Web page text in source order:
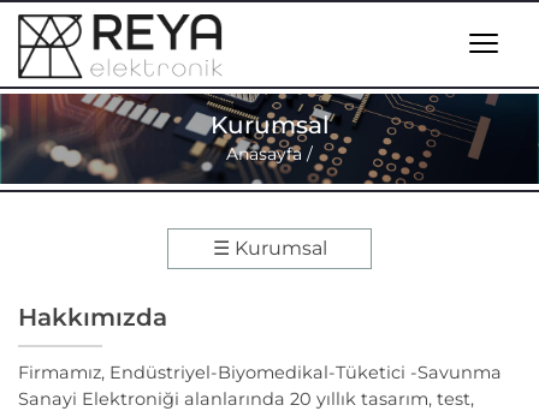
Kurumsal
Anasayfa /
☰ Kurumsal
Hakkımızda
Firmamız, Endüstriyel-Biyomedikal-Tüketici -Savunma
Sanayi Elektroniği alanlarında 20 yıllık tasarım, test,